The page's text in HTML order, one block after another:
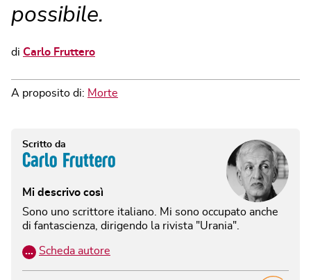
possibile.
di Carlo Fruttero
A proposito di: Morte
Scritto da
Carlo Fruttero
Mi descrivo così
Sono uno scrittore italiano. Mi sono occupato anche
di fantascienza, dirigendo la rivista "Urania".
… Scheda autore